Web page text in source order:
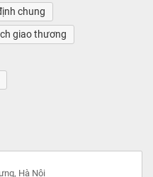
chung
giao thương
Hà Nội